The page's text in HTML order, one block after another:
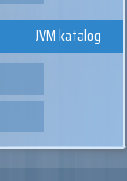
JVM katalog